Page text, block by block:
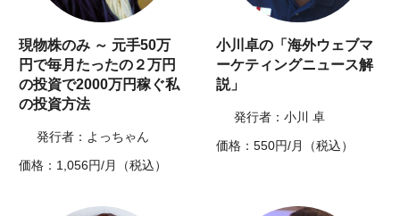
現物株のみ ～ 元手50万
円で毎月たったの２万円
の投資で2000万円稼ぐ私
の投資方法
発行者：よっちゃん
価格：1,056円/月（税込）
小川卓の「海外ウェブマ
ーケティングニュース解
説」
発行者：小川 卓
価格：550円/月（税込）